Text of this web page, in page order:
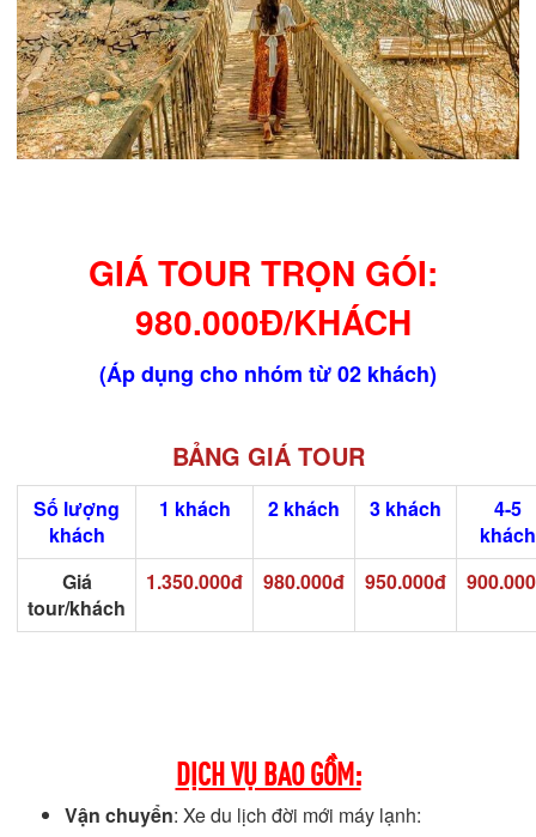
GIÁ TOUR TRỌN GÓI:
980.000Đ/KHÁCH
(Áp dụng cho nhóm từ 02 khách)
BẢNG GIÁ TOUR
Số lượng
khách
1 khách 2 khách 3 khách
4-5
khách
Giá
tour/khách
1.350.000đ 980.000đ 950.000đ
DỊCH VỤ BAO GỒM:
Vận chuyển: Xe du lịch đời mới máy lạnh: